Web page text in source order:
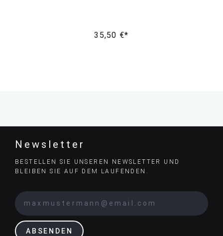
35,50 €*
Newsletter
BESTELLEN SIE UNSEREN NEWSLETTER UND
BLEIBEN SIE AUF DEM LAUFENDEN.
ABSENDEN